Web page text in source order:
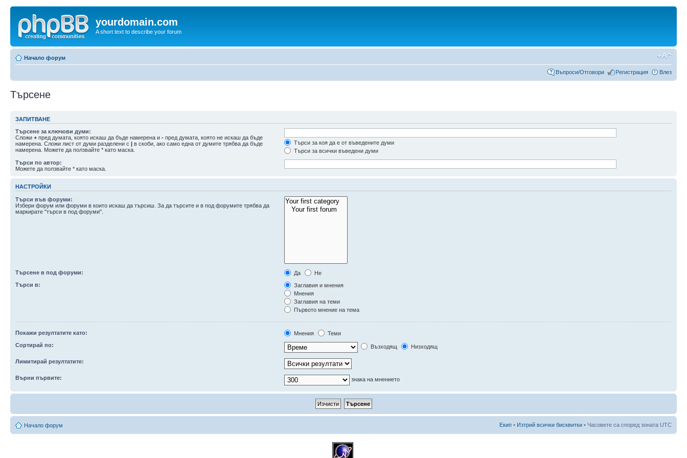
yourdomain.com
A short text to describe your forum
Начало форум
Въпроси/Отговори Регистрация Влез
Търсене
ЗАПИТВАНЕ
Търсене за ключови думи:
Сложи + пред думата, която искаш да бъде намерена и - пред думата, която не искаш да бъде
намерена. Сложи лист от думи разделени с | в скоби, ако само една от думите трябва да бъде
намерена. Можете да ползвайте * като маска.
Търси за коя да е от въведените думи
Търси за всички въведени думи
Търси по автор:
Можете да ползвайте * като маска.
НАСТРОЙКИ
Търси във форуми:
Избери форум или форуми в които искаш да търсиш. За да търсите и в под форумите трябва да
маркирате "търси в под форуми".
Търсене в под форуми: Да
Не
Търси в:
Заглавия и мнения
Мнения
Заглавия на теми
Първото мнение на тема
Покажи резултатите като: Мнения
Теми
Сортирай по:
Възходящ Низходящ
Лимитирай резултатите:
Върни първите: знака на мнението
Начало форум Екип • Изтрий всички бисквитки • Часовете са според зоната UTC